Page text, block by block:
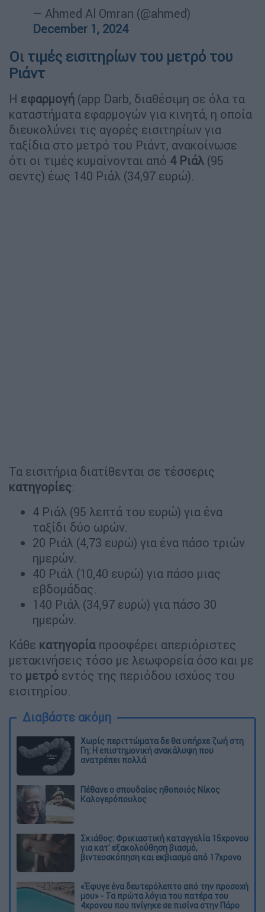
— Ahmed Al Omran (@ahmed)
December 1, 2024
Οι τιμές εισιτηρίων του μετρό του
Ριάντ
Η εφαρμογή (app Darb, διαθέσιμη σε όλα τα
καταστήματα εφαρμογών για κινητά, η οποία
διευκολύνει τις αγορές εισιτηρίων για
ταξίδια στο μετρό του Ριάντ, ανακοίνωσε
ότι οι τιμές κυμαίνονται από 4 Ριάλ (95
σεντς) έως 140 Ριάλ (34,97 ευρώ).
Τα εισιτήρια διατίθενται σε τέσσερις
κατηγορίες:
4 Ριάλ (95 λεπτά του ευρώ) για ένα
ταξίδι δύο ωρών.
20 Ριάλ (4,73 ευρώ) για ένα πάσο τριών
ημερών.
40 Ριάλ (10,40 ευρώ) για πάσο μιας
εβδομάδας.
140 Ριάλ (34,97 ευρώ) για πάσο 30
ημερών.
Κάθε κατηγορίαπροσφέρει απεριόριστες
μετακινήσεις τόσο με λεωφορεία όσο και με
το μετρό εντός της περιόδου ισχύος του
εισιτηρίου.
Διαβάστε ακόμη
Χωρίς περιττώματα δε θα υπήρχε ζωή στη
Γη: Η επιστημονική ανακάλυψη που
ανατρέπει πολλά
Πέθανε ο σπουδαίος ηθοποιός Νίκος
Καλογερόπουλος
Σκιάθος: Φρικιαστική καταγγελία 15χρονου
για κατ' εξακολούθηση βιασμό,
βιντεοσκόπηση και εκβιασμό από 17χρονο
«Έφυγε ένα δευτερόλεπτο από την προσοχή
μου» - Τα πρώτα λόγια του πατέρα του
4χρονου που πνίγηκε σε πισίνα στην Πάρο